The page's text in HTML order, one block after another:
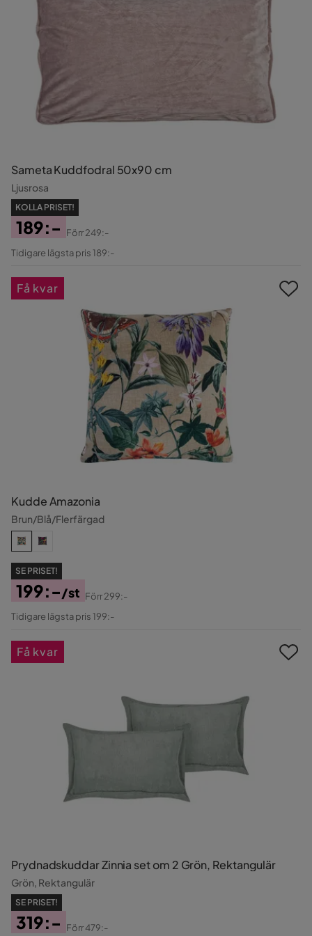
Sameta Kuddfodral 50x90 cm
Ljusrosa
KOLLA PRISET!
Pris
189:-
Original
Förr249:-
Tidigare lägsta pris 189:-
Kudde Amazonia
Brun/Blå/Flerfärgad
SE PRISET!
Pris
199:-/st
Original
Förr299:-
Tidigare lägsta pris 199:-
Få kvar
Prydnadskuddar Zinnia set om 2 Grön, Rektangulär
Grön, Rektangulär
SE PRISET!
319:-
Förr479:-
Få kvar